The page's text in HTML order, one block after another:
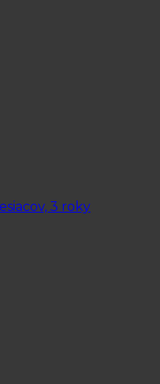
3 roky